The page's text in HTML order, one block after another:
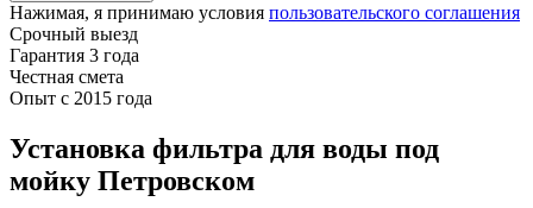
Нажимая, я принимаю условия пользовательского соглашения
Срочный выезд
Гарантия 3 года
Честная смета
Опыт с 2015 года
Установка фильтра для воды под
мойку Петровском